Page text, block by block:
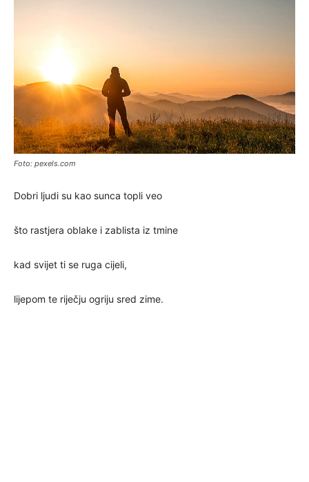
Foto: pexels.com
Dobri ljudi su kao sunca topli veo
što rastjera oblake i zablista iz tmine
kad svijet ti se ruga cijeli,
lijepom te riječju ogriju sred zime.